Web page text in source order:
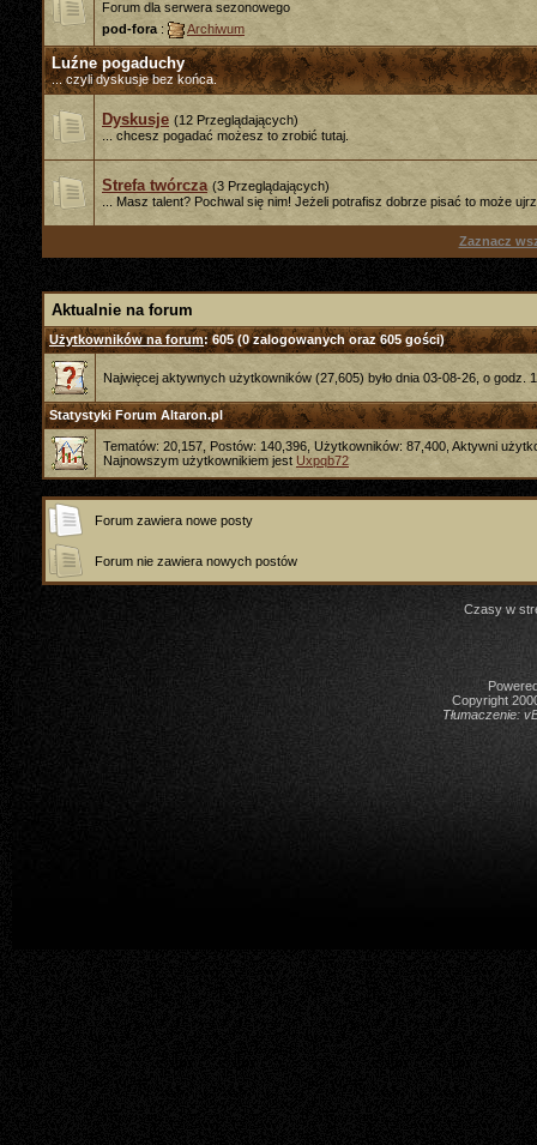
Forum dla serwera sezonowego
pod-fora : Archiwum
Luźne pogaduchy
... czyli dyskusje bez końca.
Dyskusje (12 Przeglądających)
... chcesz pogadać możesz to zrobić tutaj.
Strefa twórcza (3 Przeglądających)
... Masz talent? Pochwal się nim! Jeżeli potrafisz dobrze pisać to może
Zaznacz
Aktualnie na forum
Użytkowników na forum: 605 (0 zalogowanych oraz 605 gości)
Najwięcej aktywnych użytkowników (27,605) było dnia 03-08-26, o godz.
Statystyki Forum Altaron.pl
Tematów: 20,157, Postów: 140,396, Użytkowników: 87,400, Aktywni
Najnowszym użytkownikiem jest Uxpqb72
Forum zawiera nowe posty
Forum nie zawiera nowych postów
Czasy w
Copyright
Tłumaczenie: